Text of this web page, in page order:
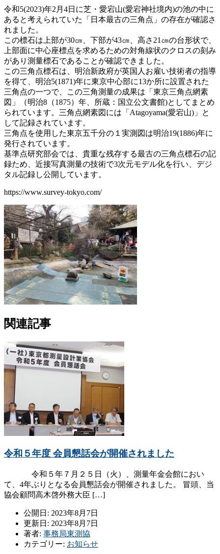
令和5(2023)年2月4日に芝・愛宕山(愛宕神社境内)の池の中に
あると考えられていた「日本最古の三角点」の存在が確認さ
れました。
この標石は上部が30㎝、下部が43㎝、高さ21㎝の台形状で、
上部面に中心座標点を求めるための対角線状のクロスの刻み
があり測量標石であることが確認できました。
この三角点標石は、明治新政府が英国人お雇い技術者の指導
を得て、明治5(1871)年に東京中心部に13か所に設置された
三角点の一つで、この三角測量の成果は「東京三角点網素
図」（明治8（1875）年、所蔵：国立公文書館)としてまとめ
られています。三角点網素図には「Atagoyama(愛宕山)」と
して記録されています。
三角点を使用した東京五千分の１実測図は明治19(1886)年に
発行されています。
基準点研究部会では、貴重な残存する最古の三角点標石の記
録ため、近接写真測量の技術で3次元モデル化を行い、デジ
タル記録し公開しています。
https://www.survey-tokyo.com/
関連記事
令和５年度 会員懇話会が開催されました
令和５年７月２５日（火）、測量年金会館におい
て、4年ぶりとなる会員懇話会が開催されました。 冒頭、当
協会顧問高木啓外務大臣 […]
公開日: 2023年8月7日
更新日: 2023年8月7日
著者: 事務局東測協
カテゴリー: お知らせ